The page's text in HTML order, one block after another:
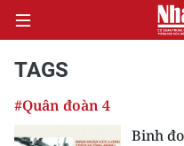
TAGS
#Quân đoàn 4
Binh